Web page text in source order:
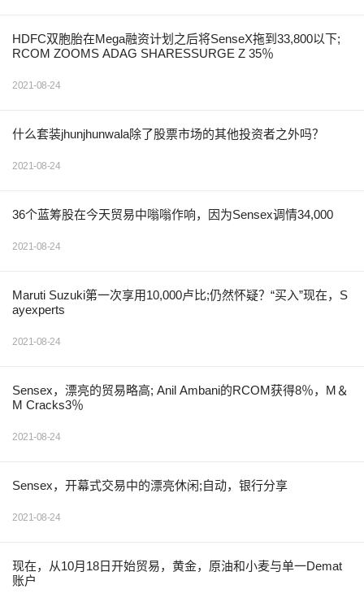
HDFC双胞胎在Mega融资计划之后将SenseX拖到33,800以下;
RCOM ZOOMS ADAG SHARESSURGE Z 35％
2021-08-24
什么套装jhunjhunwala除了股票市场的其他投资者之外吗？
2021-08-24
36个蓝筹股在今天贸易中嗡嗡作响，因为Sensex调情34,000
2021-08-24
Maruti Suzuki第一次享用10,000卢比;仍然怀疑？“买入”现在，S
ayexperts
2021-08-24
Sensex，漂亮的贸易略高; Anil Ambani的RCOM获得8％，M＆
M Cracks3％
2021-08-24
Sensex，开幕式交易中的漂亮休闲;自动，银行分享
2021-08-24
现在，从10月18日开始贸易，黄金，原油和小麦与单一Demat
账户